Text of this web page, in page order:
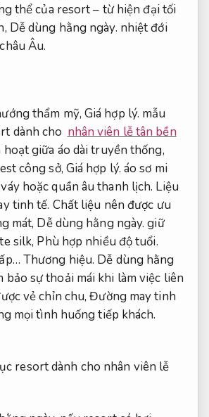
thể của resort – từ hiện đại tối
Dễ dùng hằng ngày. nhiệt đới
Âu.
thẩm mỹ, Giá hợp lý. mẫu
dành cho nhân viên lễ tân bền
giữa áo dài truyền thống,
công sở, Giá hợp lý. áo sơ mi
hoặc quần âu thanh lịch. Liệu
tinh tế. Chất liệu nên được ưu
mát, Dễ dùng hằng ngày. giữ
silk, Phù hợp nhiều độ tuổi.
Thương hiệu. Dễ dùng hằng
bảo sự thoải mái khi làm việc liên
vẻ chỉn chu,Đường may tinh
mọi tình huống tiếp khách.